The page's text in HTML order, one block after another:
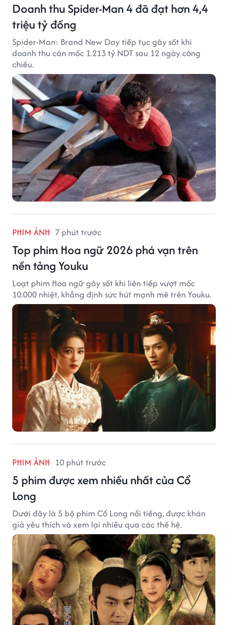
Doanh thu Spider-Man 4 đã đạt hơn 4,4
triệu tỷ đồng
Spider-Man: Brand New Day tiếp tục gây sốt khi
doanh thu cán mốc 1.213 tỷ NDT sau 12 ngày công
chiếu.
PHIM ẢNH 7 phút trước
Top phim Hoa ngữ 2026 phá vạn trên
nền tảng Youku
Loạt phim Hoa ngữ gây sốt khi liên tiếp vượt mốc
10.000 nhiệt, khẳng định sức hút mạnh mẽ trên Youku.
PHIM ẢNH 10 phút trước
5 phim được xem nhiều nhất của Cổ
Long
Dưới đây là 5 bộ phim Cổ Long nổi tiếng, được khán
giả yêu thích và xem lại nhiều qua các thế hệ.